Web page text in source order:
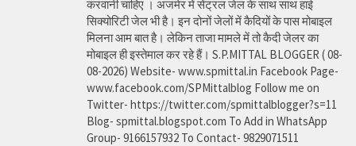
करवानी चाहिए । अजमेर में सेंट्रल जेल के साथ साथ हाई
सिक्योरिटी जेल भी है। इन दोनों जेलों में कैदियों के पास मोबाइल
मिलना आम बात है। लेकिन ताजा मामले में तो कैदी जेलर का
मोबाइल ही इस्तेमाल कर रहे हैं। S.P.MITTAL BLOGGER ( 08-
08-2026) Website- www.spmittal.in Facebook Page-
www.facebook.com/SPMittalblog Follow me on
Twitter- https://twitter.com/spmittalblogger?s=11
Blog- spmittal.blogspot.com To Add in WhatsApp
Group- 9166157932 To Contact- 9829071511